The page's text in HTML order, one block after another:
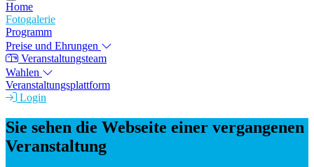
Home
Fotogalerie
Programm
Preise und Ehrungen
Veranstaltungsteam
Wahlen
Veranstaltungsplattform
Login
Sie sehen die Webseite einer vergangenen
Veranstaltung